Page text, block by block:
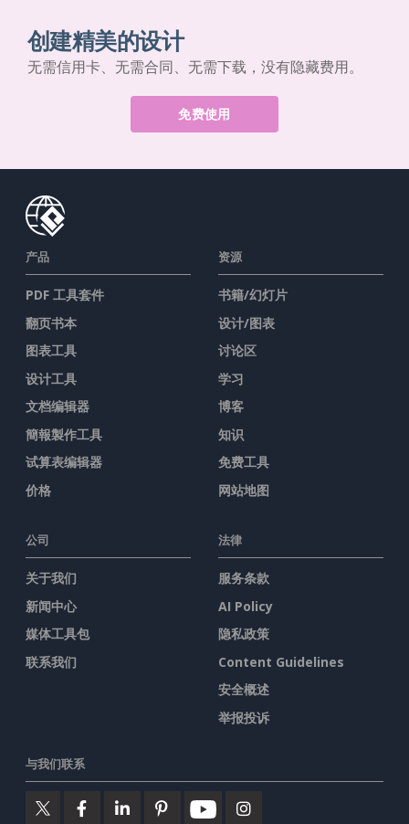
创建精美的设计
无需信用卡、无需合同、无需下载，没有隐藏费用。
免费使用
产品
PDF 工具套件
翻页书本
图表工具
设计工具
文档编辑器
簡報製作工具
试算表编辑器
价格
资源
书籍/幻灯片
设计/图表
讨论区
学习
博客
知识
免费工具
网站地图
公司
关于我们
新闻中心
媒体工具包
联系我们
法律
服务条款
AI Policy
隐私政策
Content Guidelines
安全概述
举报投诉
与我们联系